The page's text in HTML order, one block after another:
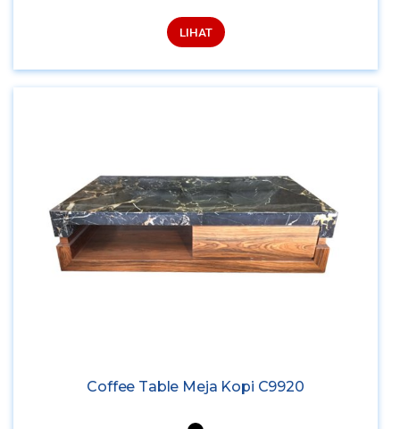
LIHAT
Coffee Table Meja Kopi C9920